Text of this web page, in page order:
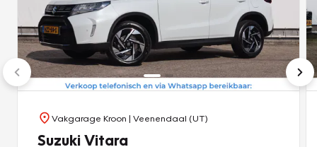
bandenspanningcontrolesysteem, bent u steeds veilig
onderweg.
Laat het ons meteen weten als u interesse heeft in deze
Suzuki, dan kunnen we een afspraak maken om u de auto te
Vakgarage Kroon | Veenendaal (UT)
Suzuki Vitara